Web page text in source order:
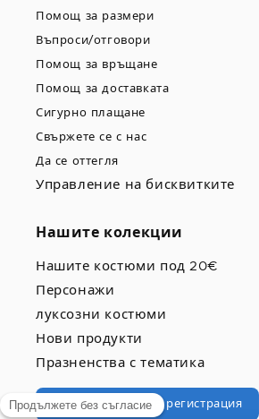
Помощ за размери
Въпроси/отговори
Помощ за връщане
Помощ за доставката
Сигурно плащане
Свържете се с нас
Да се оттегля
Управление на бисквитките
Нашите колекции
Нашите костюми под 20€
Персонажи
луксозни костюми
Нови продукти
Празненства с тематика
Професионална регистрация